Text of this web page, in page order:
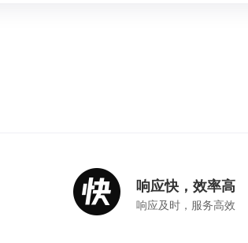
响应快，效率高
响应及时，服务高效